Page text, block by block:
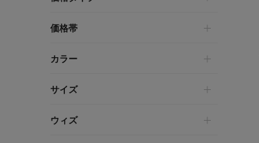
価格帯
カラー
サイズ
ウィズ